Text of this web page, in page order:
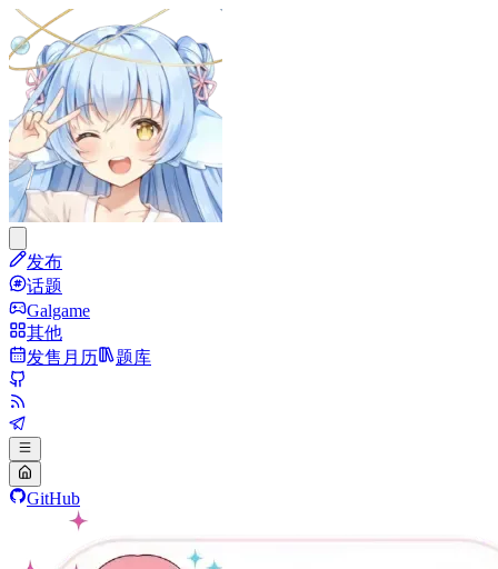
发布
话题
Galgame
其他
发售月历
题库
GitHub